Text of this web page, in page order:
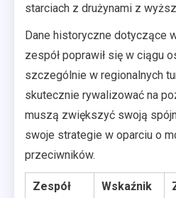
starciach z drużynami z
Dane historyczne dotyczące
zespół poprawił się w ciągu
szczególnie w regionalnych
skutecznie rywalizować na
muszą zwiększyć swoją
swoje strategie w oparciu o
przeciwników.
Zespół
Wskaźnik